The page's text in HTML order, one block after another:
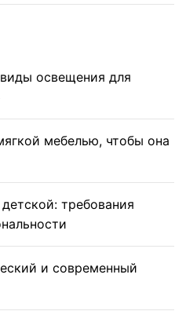
освещения для
мебелью, чтобы она
требования
и современный